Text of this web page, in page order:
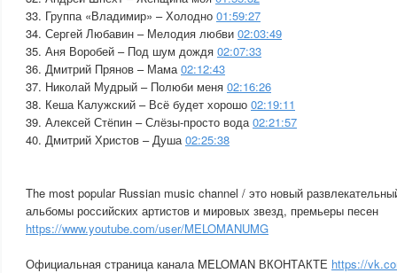
33. Группа «Владимир» – Холодно 01:59:27
34. Сергей Любавин – Мелодия любви 02:03:49
35. Аня Воробей – Под шум дождя 02:07:33
36. Дмитрий Прянов – Мама02:12:43
37. Николай Мудрый – Полюби меня 02:16:26
38. Кеша Калужский – Всё будет хорошо 02:19:11
39. Алексей Стёпин – Слёзы-просто вода02:21:57
40. Дмитрий Христов – Душа02:25:38
The most popular Russian music channel / это новый
альбомы российских артистов и мировых звезд, премьеры песен
https://www.youtube.com/user/MELOMANUMG
Официальная страница канала MELOMAN ВКОНТАКТЕ https://